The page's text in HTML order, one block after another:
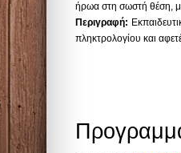
ήρωα στη σωστή θέση,
Περιγραφή:
πληκτρολογίου και